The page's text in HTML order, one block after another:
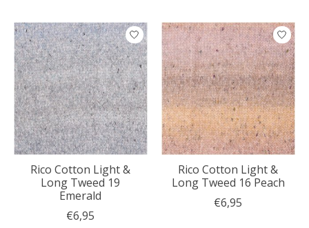
Rico Cotton Light &
Long Tweed 19
Emerald
€6,95
Rico Cotton Light &
Long Tweed 16 Peach
€6,95